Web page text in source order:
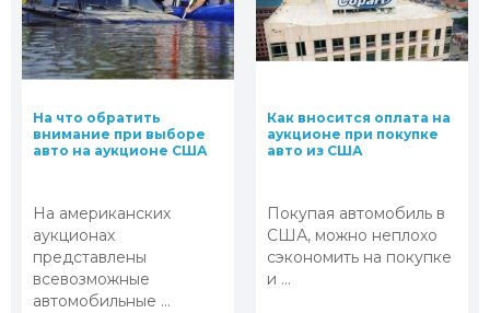
На что обратить
внимание при выборе
авто на аукционе США
На американских
аукционах
представлены
всевозможные
автомобильные ...
Как вносится оплата на
аукционе при покупке
авто из США
Покупая автомобиль в
США, можно неплохо
сэкономить на покупке
и ...